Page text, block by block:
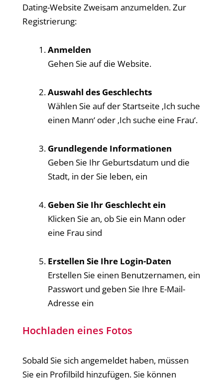
Dating-Website Zweisam anzumelden. Zur
Registrierung:
Anmelden
Gehen Sie auf die Website.
Auswahl des Geschlechts
Wählen Sie auf der Startseite ‚Ich suche
einen Mann‘ oder ‚Ich suche eine Frau‘.
Grundlegende Informationen
Geben Sie Ihr Geburtsdatum und die
Stadt, in der Sie leben, ein
Geben Sie Ihr Geschlecht ein
Klicken Sie an, ob Sie ein Mann oder
eine Frau sind
Erstellen Sie Ihre Login-Daten
Erstellen Sie einen Benutzernamen, ein
Passwort und geben Sie Ihre E-Mail-
Adresse ein
Hochladen eines Fotos
Sobald Sie sich angemeldet haben, müssen
Sie ein Profilbild hinzufügen. Sie können